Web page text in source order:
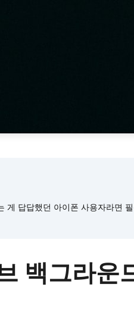
게 답답했던 아이폰 사용자라면
백그라운